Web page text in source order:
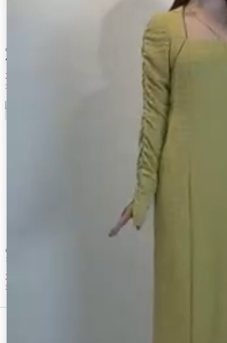
CALNAMUR
ハートプリントリボンワンピース
10,010 円
30%OFF
CALNAMUR
ハートプリントリボンワンピース
10,010 円
CALNAMUR
２ＷＡＹチェックロングワンピース
13,860 円
10%OFF